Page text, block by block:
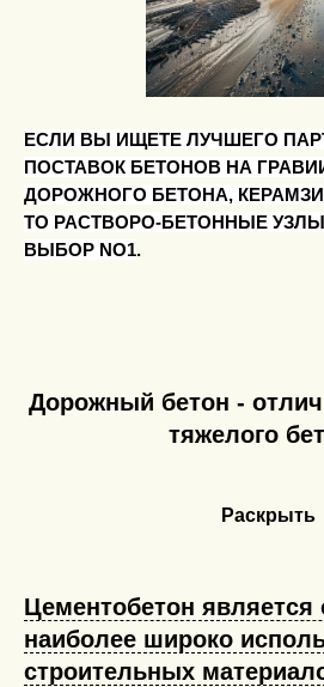
ЕСЛИ ВЫ ИЩЕТЕ ЛУЧШЕГО
ПОСТАВОК БЕТОНОВ НА
ДОРОЖНОГО БЕТОНА,
ТО РАСТВОРО-БЕТОННЫЕ
ВЫБОР NO1.
Дорожный бетон -
тяжелого
Раскрыть
Цементобетон является
наиболее широко
строительных